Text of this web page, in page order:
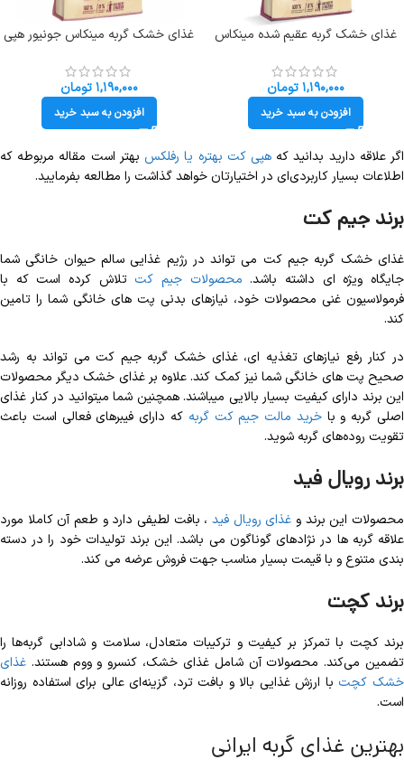
غذای خشک گربه عقیم شده مینکاس
کیلوگرم (فله ای) Minkas Sterilised
۱,۱۹۰,۰۰۰ تومان
افزودن به سبد خرید
غذای خشک گربه مینکاس جونیور هپی
Happycat Junior
۱,۱۹۰,۰۰۰ تومان
افزودن به سبد خرید
اگر علاقه دارید بدانید کههپی کت بهتره یا رفلکس بهتر است مقاله مربوطه که
اطلاعات بسیار کاربردی‌ای در اختیارتان خواهد گذاشت را مطالعه بفرمایید.
برند جیم کت
غذای خشک گربه جیم کت می تواند در رژیم غذایی سالم حیوان خانگی شما
جایگاه ویژه ای داشته باشد. محصولات جیم کت تلاش کرده است که با
فرمولاسیون غنی محصولات خود، نیازهای بدنی پت های خانگی شما را تامین
کند.
در کنار رفع نیازهای تغذیه ای، غذای خشک گربه جیم کت می تواند به رشد
صحیح پت های خانگی شما نیز کمک کند. علاوه بر غذای خشک دیگر محصولات
این برند دارای کیفیت بسیار بالایی میباشند. همچنین شما میتوانید در کنار غذای
اصلی گربه و باخرید مالت جیم کت گربه که دارای فیبر‌های فعالی است باعث
تقویت روده‌های گربه شوید.
برند رویال فید
محصولات این برند و غذای رویال فید ، بافت لطیفی دارد و طعم آن کاملا مورد
علاقه گربه ها در نژادهای گوناگون می باشد. این برند تولیدات خود را در دسته
بندی متنوع و با قیمت بسیار مناسب جهت فروش عرضه می کند.
برند کچت
برند کچت با تمرکز بر کیفیت و ترکیبات متعادل، سلامت و شادابی گربه‌ها را
تضمین می‌کند. محصولات آن شامل غذای خشک، کنسرو و ووم هستند. غذای
خشک کچت با ارزش غذایی بالا و بافت ترد، گزینه‌ای عالی برای استفاده روزانه
است.
بهترین غذای گربه ایرانی